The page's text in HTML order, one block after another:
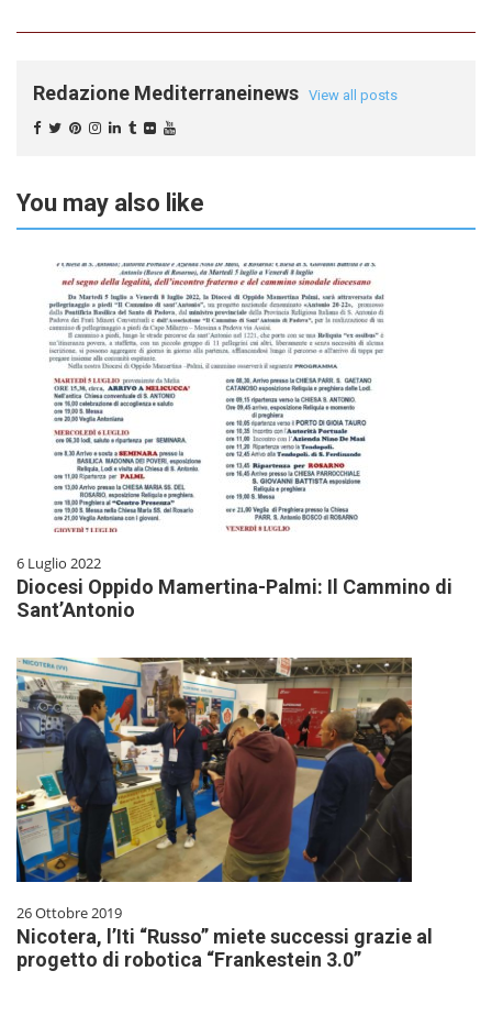
Redazione Mediterraneinews View all posts
You may also like
6 Luglio 2022
Diocesi Oppido Mamertina-Palmi: Il Cammino di
Sant’Antonio
26 Ottobre 2019
Nicotera, l’Iti “Russo” miete successi grazie al
progetto di robotica “Frankestein 3.0”